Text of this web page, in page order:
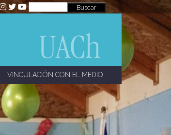
VINCULACIÓN CON EL MEDIO